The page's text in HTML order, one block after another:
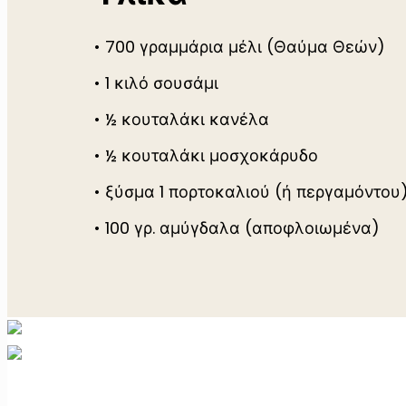
• 700 γραμμάρια μέλι (Θαύμα Θεών)
• 1 κιλό σουσάμι
• ½ κουταλάκι κανέλα
• ½ κουταλάκι μοσχοκάρυδο
• ξύσμα 1 πορτοκαλιού (ή
• 100 γρ. αμύγδαλα (αποφλοιωμένα)